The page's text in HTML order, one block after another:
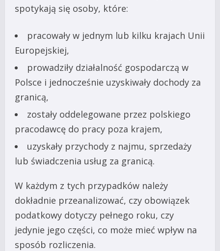
spotykają się osoby, które:
pracowały w jednym lub kilku krajach Unii
Europejskiej,
prowadziły działalność gospodarczą w
Polsce i jednocześnie uzyskiwały dochody za
granicą,
zostały oddelegowane przez polskiego
pracodawcę do pracy poza krajem,
uzyskały przychody z najmu, sprzedaży
lub świadczenia usług za granicą.
W każdym z tych przypadków należy
dokładnie przeanalizować, czy obowiązek
podatkowy dotyczy pełnego roku, czy
jedynie jego części, co może mieć wpływ na
sposób rozliczenia.